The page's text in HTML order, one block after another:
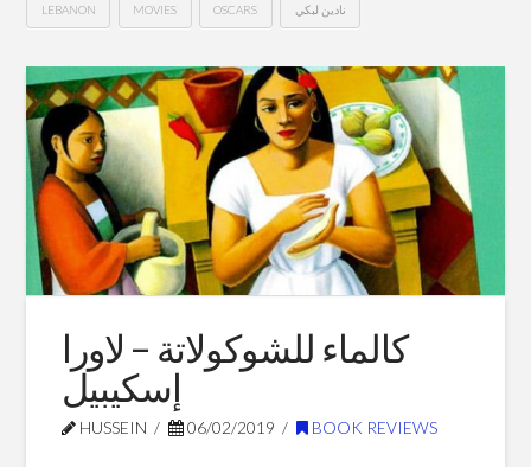
LEBANON MOVIES OSCARS نادين لبكي
(2018)
كفرناحوم02.26.2019
كالماء للشوكولاتة – لاورا
إسكيبيل
HUSSEIN 06/02/2019 BOOK REVIEWS